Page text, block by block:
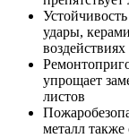
удары,
воздействиях
упрощает
листов
металл также